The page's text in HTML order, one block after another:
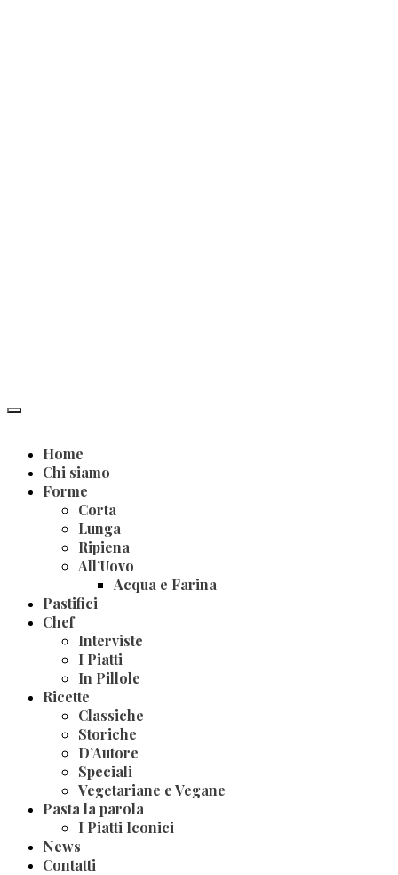
Home
Chi siamo
Forme
Corta
Lunga
Ripiena
All’Uovo
Acqua e Farina
Pastifici
Chef
Interviste
I Piatti
In Pillole
Ricette
Classiche
Storiche
D’Autore
Speciali
Vegetariane e Vegane
Pasta la parola
I Piatti Iconici
News
Contatti